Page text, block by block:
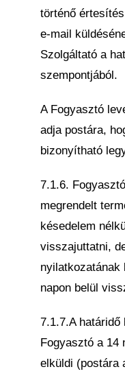
történő
e-mail
Szolgáltató a
szempontjából.
A Fogyasztó
adja postára,
bizonyítható
7.1.6.
megrendelt
késedelem
visszajuttatni,
napon belül
7.1.7.A
Fogyasztó a 14
elküldi (postára